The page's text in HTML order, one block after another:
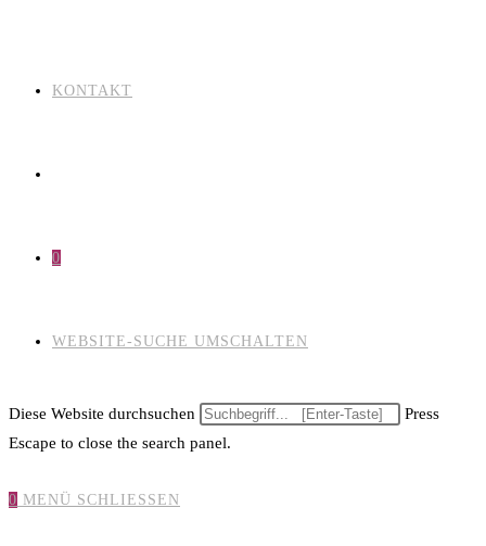
KONTAKT
0
WEBSITE-SUCHE UMSCHALTEN
Diese Website durchsuchen
Press
Escape to close the search panel.
0 MENÜ SCHLIESSEN